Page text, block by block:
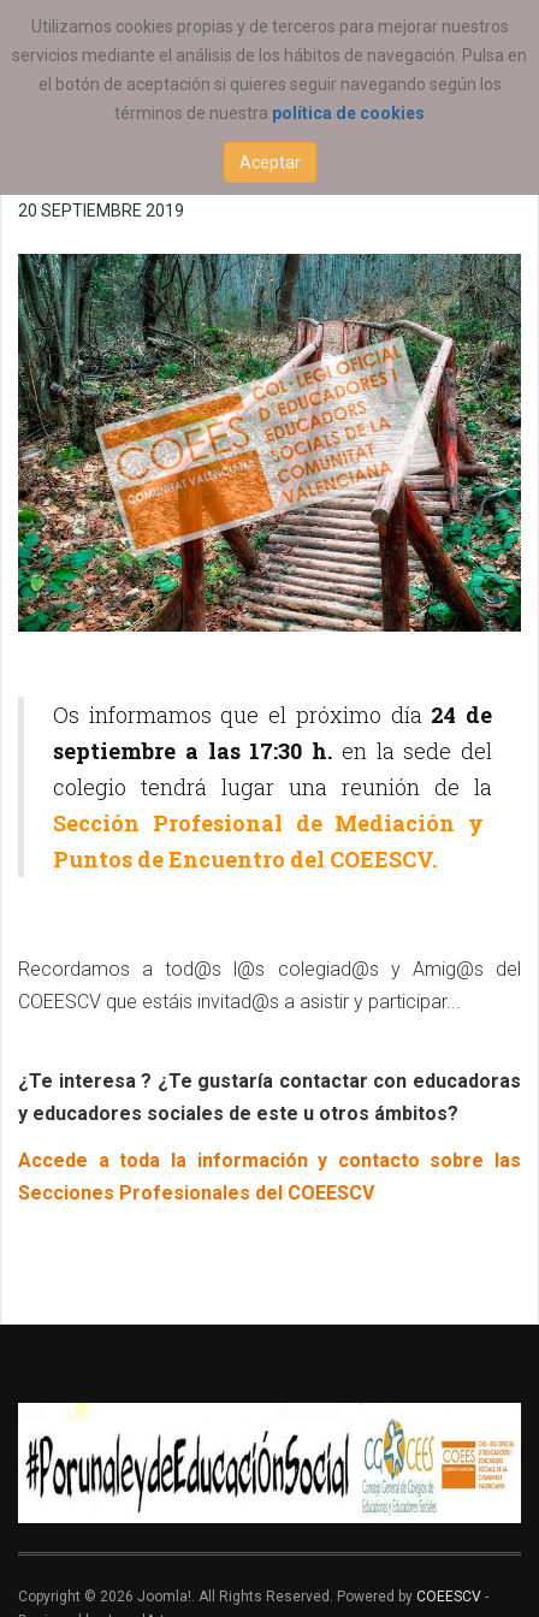
Utilizamos cookies propias y de terceros para mejorar nuestros
servicios mediante el análisis de los hábitos de navegación. Pulsa en
el botón de aceptación si quieres seguir navegando según los
términos de nuestra política de cookies
Aceptar
ESTÁ AQUÍ: ACTUALIDAD COEESCV
Reunión de la SP de
Mediación 24/09/2019
20 SEPTIEMBRE 2019
Os informamos que el próximo día 24 de
septiembre a las 17:30 h. en la sede del
colegio tendrá lugar una reunión de la
Sección Profesional de Mediación y
Puntos de Encuentro del COEESCV.
Recordamos a tod@s l@s colegiad@s y Amig@s del
COEESCV que estáis invitad@s a asistir y participar...
¿Te interesa ? ¿Te gustaría contactar con educadoras
y educadores sociales de este u otros ámbitos?
Accede a toda la información y contacto sobre las
Secciones Profesionales del COEESCV
Copyright © 2026 Joomla!. All Rights Reserved. Powered by COEESCV -